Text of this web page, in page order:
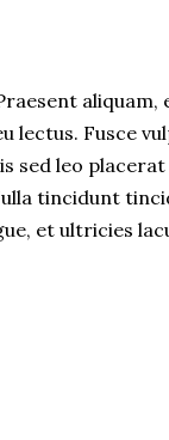
lectus. Fusce
sed leo
tincidunt
et ultricies